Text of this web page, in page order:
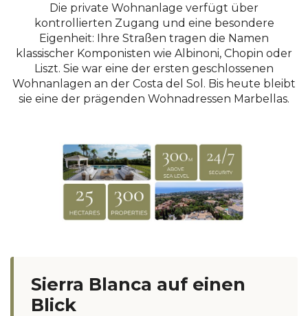
Die private Wohnanlage verfügt über
kontrollierten Zugang und eine besondere
Eigenheit: Ihre Straßen tragen die Namen
klassischer Komponisten wie Albinoni, Chopin oder
Liszt. Sie war eine der ersten geschlossenen
Wohnanlagen an der Costa del Sol. Bis heute bleibt
sie eine der prägenden Wohnadressen Marbellas.
Sierra Blanca auf einen
Blick